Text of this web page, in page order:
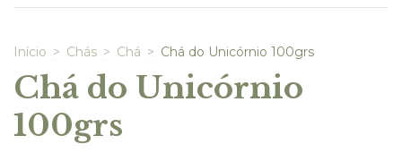
Início > Chás > Chá > Chá do Unicórnio 100grs
Chá do Unicórnio
100grs